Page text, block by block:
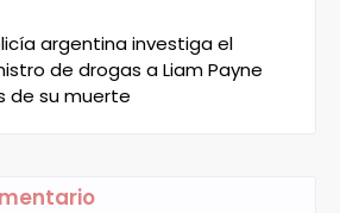
argentina investiga el
de drogas a Liam Payne
de su muerte